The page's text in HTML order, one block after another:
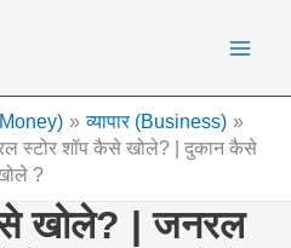
व्यापार (Business)
स्टोर शॉप कैसे खोले? | दुकान कैसे
?
खोले? | जनरल